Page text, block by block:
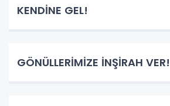
KENDİNE GEL!
GÖNÜLLERİMİZE İNŞİRAH VER!